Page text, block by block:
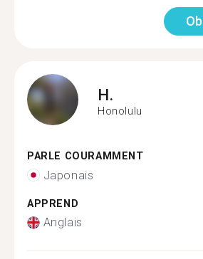
H.
Honolulu
PARLE COURAMMENT
Japonais
APPREND
Anglais